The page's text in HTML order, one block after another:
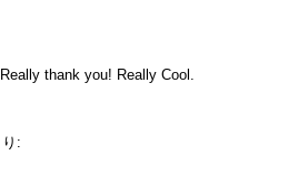
thank you! Really Cool.
り: